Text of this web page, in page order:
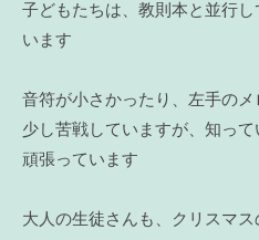
子どもたちは、教則本と並行
います
音符が小さかったり、左手のメ
少し苦戦していますが、知っ
頑張っています
大人の生徒さんも、クリスマ